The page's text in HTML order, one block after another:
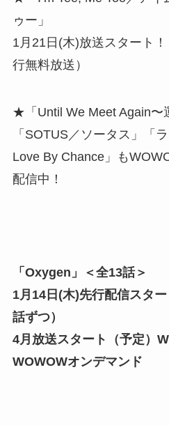
ゥー」
1月21日(木)放送スタート
⾏無料放送）
★「Until We Meet Again〜
「SOTUS／ソータス」「
Love By Chance」も
配信中！
「Oxygen」＜全13話＞
1⽉14⽇(木)先⾏配信スタ
話ずつ）
4⽉放送スタート（予定）
WOWOWオンデマンド